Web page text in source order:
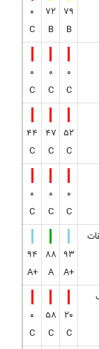
79
B
72
B
0
C
0
C
0
C
0
C
52
C
47
C
44
C
0
C
0
C
0
C
93
A+
88
A
94
A+
20
C
58
C
0
C